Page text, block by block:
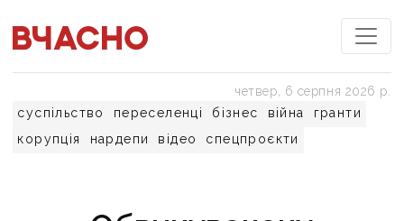
суспільство переселенці бізнес війна
гранти
корупція
нардепи відео спецпроєкти
четвер, 6 серпня 2026 р.